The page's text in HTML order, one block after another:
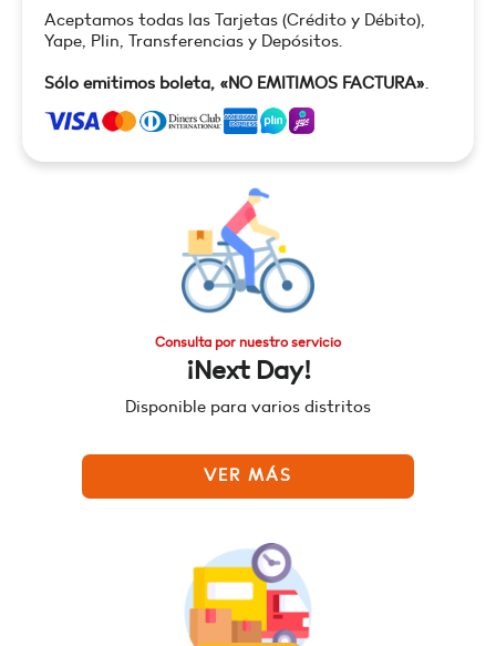
Aceptamos todas las Tarjetas (Crédito y Débito),
Yape, Plin, Transferencias y Depósitos.
Sólo emitimos boleta, «NO EMITIMOS FACTURA».
Consulta por nuestro servicio
¡Next Day!
Disponible para varios distritos
VER MÁS